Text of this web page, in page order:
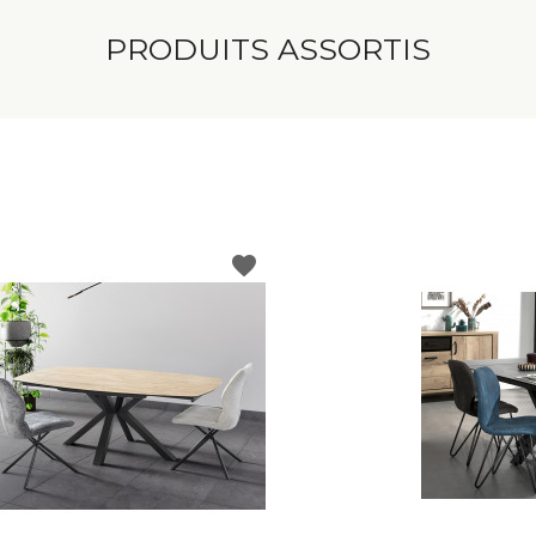
PRODUITS ASSORTIS
favorite